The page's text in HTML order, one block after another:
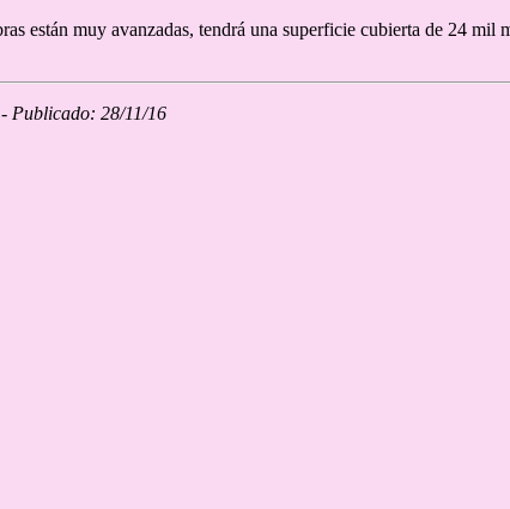
están muy avanzadas, tendrá una superficie cubierta de 24 mil
Publicado: 28/11/16